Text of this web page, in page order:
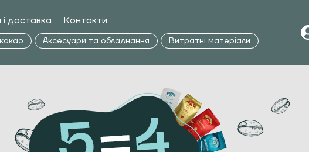
доставка Контакти
Аксесуари та обладнання Витратні матеріали